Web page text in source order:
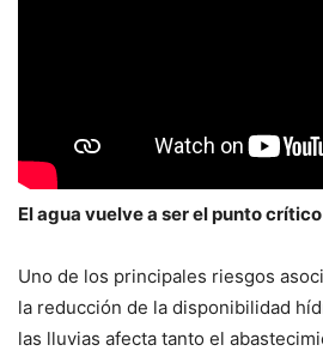
El agua vuelve a ser el punto crítico
Uno de los principales riesgos
la reducción de la disponibilidad
las lluvias afecta tanto el